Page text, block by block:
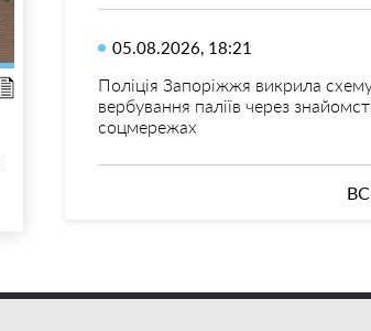
05.08.2026, 18:21
Поліція Запоріжжя викрила
вербування паліїв через
соцмережах